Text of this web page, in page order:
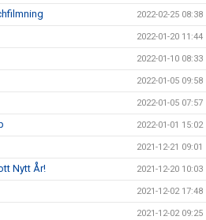
2022-02-25 08:38
2022-01-20 11:44
2022-01-10 08:33
2022-01-05 09:58
2022-01-05 07:57
2022-01-01 15:02
2021-12-21 09:01
Nytt År! 2021-12-20 10:03
2021-12-02 17:48
2021-12-02 09:25